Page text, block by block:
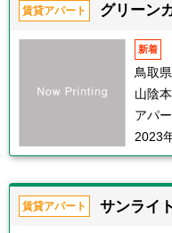
賃貸アパート グリーン
新着
鳥取
山陰
アパ
2023
賃貸アパート サンライト